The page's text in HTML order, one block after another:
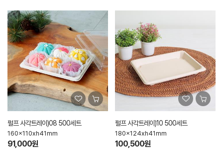
펄프 사각트레이)08 500세트
160x110xh41mm
91,000원
펄프 사각트레이)10 500세트
180x124xh41mm
100,500원